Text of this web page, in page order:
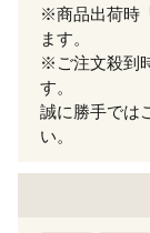
※商品出荷時
ます。
※ご注文殺到
す。
誠に勝手では
い。